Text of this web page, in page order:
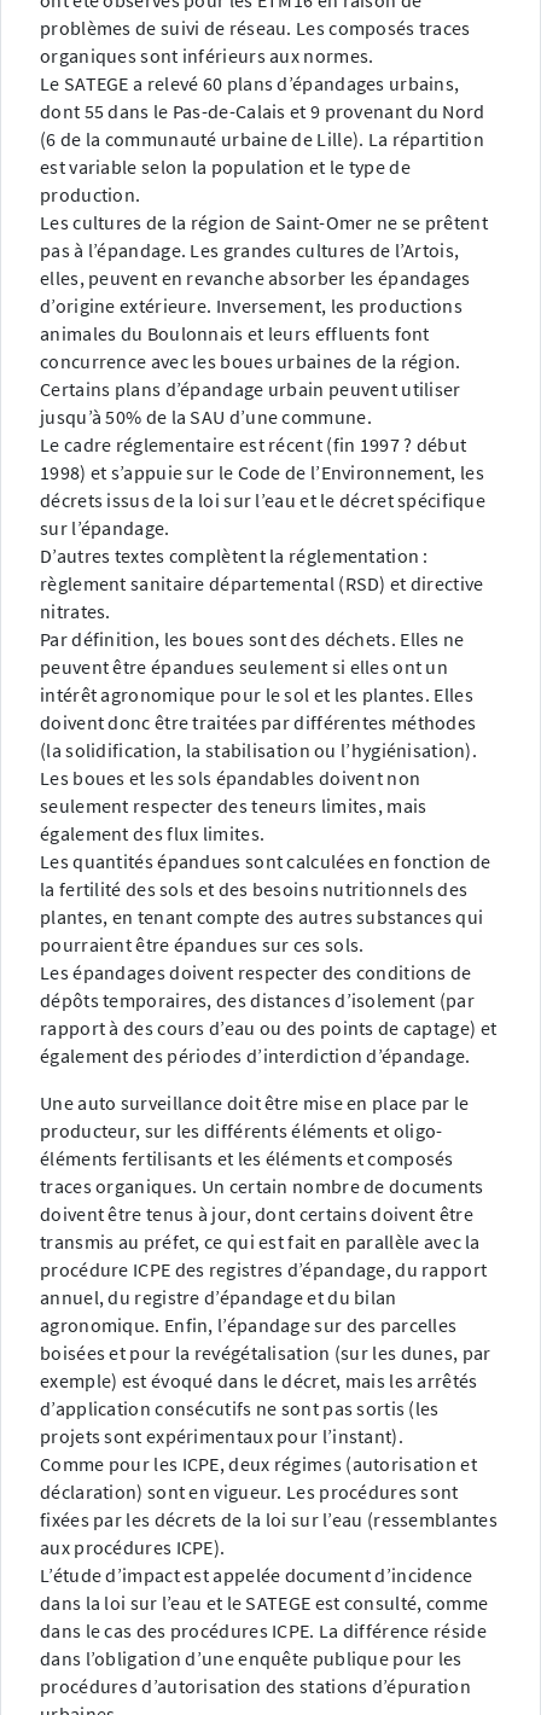
problèmes de suivi de réseau. Les composés traces
organiques sont inférieurs aux normes.
Le SATEGE a relevé 60 plans d’épandages urbains,
dont 55 dans le Pas-de-Calais et 9 provenant du Nord
(6 de la communauté urbaine de Lille). La répartition
est variable selon la population et le type de
production.
Les cultures de la région de Saint-Omer ne se prêtent
pas à l’épandage. Les grandes cultures de l’Artois,
elles, peuvent en revanche absorber les épandages
d’origine extérieure. Inversement, les productions
animales du Boulonnais et leurs effluents font
concurrence avec les boues urbaines de la région.
Certains plans d’épandage urbain peuvent utiliser
jusqu’à 50% de la SAU d’une commune.
Le cadre réglementaire est récent (fin 1997 ? début
1998) et s’appuie sur le Code de l’Environnement, les
décrets issus de la loi sur l’eau et le décret spécifique
sur l’épandage.
D’autres textes complètent la réglementation :
règlement sanitaire départemental (RSD) et directive
nitrates.
Par définition, les boues sont des déchets. Elles ne
peuvent être épandues seulement si elles ont un
intérêt agronomique pour le sol et les plantes. Elles
doivent donc être traitées par différentes méthodes
(la solidification, la stabilisation ou l’hygiénisation).
Les boues et les sols épandables doivent non
seulement respecter des teneurs limites, mais
également des flux limites.
Les quantités épandues sont calculées en fonction de
la fertilité des sols et des besoins nutritionnels des
plantes, en tenant compte des autres substances qui
pourraient être épandues sur ces sols.
Les épandages doivent respecter des conditions de
dépôts temporaires, des distances d’isolement (par
rapport à des cours d’eau ou des points de captage) et
également des périodes d’interdiction d’épandage.
Une auto surveillance doit être mise en place par le
producteur, sur les différents éléments et oligo-
éléments fertilisants et les éléments et composés
traces organiques. Un certain nombre de documents
doivent être tenus à jour, dont certains doivent être
transmis au préfet, ce qui est fait en parallèle avec la
procédure ICPE des registres d’épandage, du rapport
annuel, du registre d’épandage et du bilan
agronomique. Enfin, l’épandage sur des parcelles
boisées et pour la revégétalisation (sur les dunes, par
exemple) est évoqué dans le décret, mais les arrêtés
d’application consécutifs ne sont pas sortis (les
projets sont expérimentaux pour l’instant).
Comme pour les ICPE, deux régimes (autorisation et
déclaration) sont en vigueur. Les procédures sont
fixées par les décrets de la loi sur l’eau (ressemblantes
aux procédures ICPE).
L’étude d’impact est appelée document d’incidence
dans la loi sur l’eau et le SATEGE est consulté, comme
dans le cas des procédures ICPE. La différence réside
dans l’obligation d’une enquête publique pour les
procédures d’autorisation des stations d’épuration